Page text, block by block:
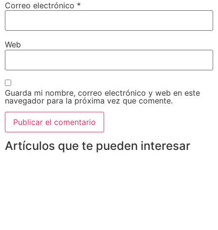
Correo electrónico *
Web
Guarda mi nombre, correo electrónico y web en este
navegador para la próxima vez que comente.
Artículos que te pueden interesar